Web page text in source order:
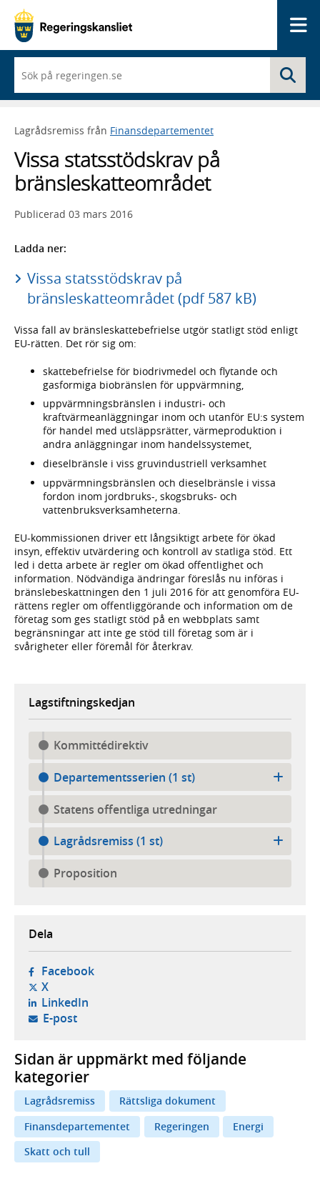
du
börjar
skriva
framträder
lista
med
sökförslag
Lagrådsremiss från Finansdepartementet
Vissa statsstödskrav på
bränsleskatteområdet
Publicerad 03 mars 2016
Ladda ner:
Vissa statsstödskrav på
bränsleskatteområdet (pdf 587 kB)
Vissa fall av bränsleskattebefrielse utgör statligt stöd enligt
EU-rätten. Det rör sig om:
skattebefrielse för biodrivmedel och flytande och
gasformiga biobränslen för uppvärmning,
uppvärmningsbränslen i industri- och
kraftvärmeanläggningar inom och utanför EU:s system
för handel med utsläppsrätter, värmeproduktion i
andra anläggningar inom handelssystemet,
dieselbränsle i viss gruvindustriell verksamhet
uppvärmningsbränslen och dieselbränsle i vissa
fordon inom jordbruks-, skogsbruks- och
vattenbruksverksamheterna.
EU-kommissionen driver ett långsiktigt arbete för ökad
insyn, effektiv utvärdering och kontroll av statliga stöd. Ett
led i detta arbete är regler om ökad offentlighet och
information. Nödvändiga ändringar föreslås nu införas i
bränslebeskattningen den 1 juli 2016 för att genomföra EU-
rättens regler om offentliggörande och information om de
företag som ges statligt stöd på en webbplats samt
begränsningar att inte ge stöd till företag som är i
svårigheter eller föremål för återkrav.
Lagstiftningskedjan
Kommittédirektiv
Departementsserien (1 st)
Statens offentliga utredningar
Lagrådsremiss (1 st)
Proposition
Dela
Facebook- öppnas i ny flik, extern webbplats,
X- öppnas i ny flik, extern webbplats,
LinkedIn- öppnas i ny flik, extern webbplats,
E-post- öppnar din e-postklient,
Sidan är uppmärkt med följande
kategorier
Lagrådsremiss
Rättsliga dokument
Finansdepartementet
Regeringen
Energi
Skatt och tull